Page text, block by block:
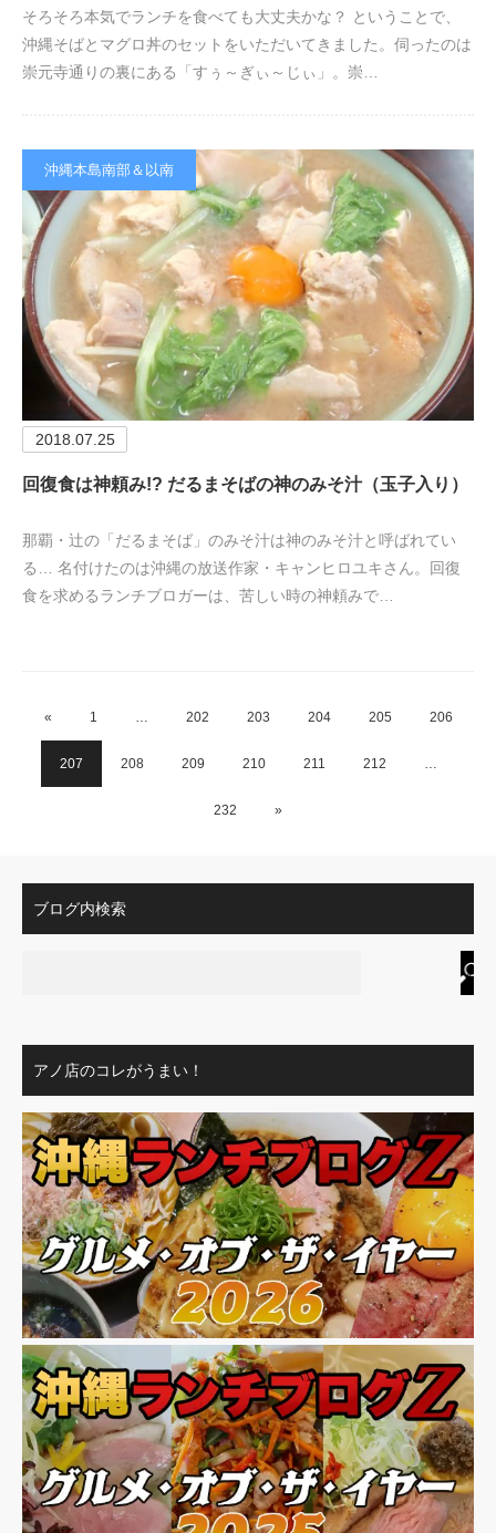
そろそろ本気でランチを食べても大丈夫かな？ ということで、
沖縄そばとマグロ丼のセットをいただいてきました。伺ったのは
崇元寺通りの裏にある「すぅ～ぎぃ～じぃ」。崇…
沖縄本島南部＆以南
2018.07.25
回復食は神頼み!? だるまそばの神のみそ汁（玉子入り）
那覇・辻の「だるまそば」のみそ汁は神のみそ汁と呼ばれてい
る… 名付けたのは沖縄の放送作家・キャンヒロユキさん。回復
食を求めるランチブロガーは、苦しい時の神頼みで…
« 1 … 202 203 204 205 206
207 208 209 210 211 212 …
232 »
ブログ内検索
アノ店のコレがうまい！